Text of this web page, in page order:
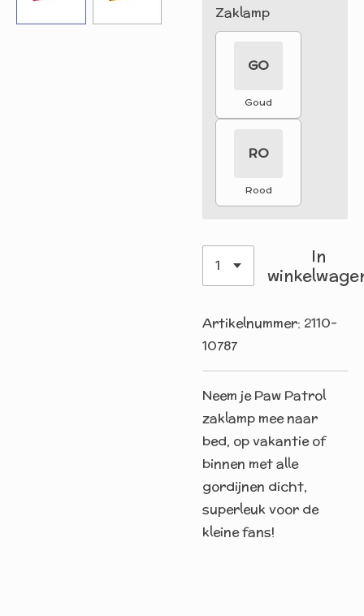
Zaklamp
GO
Goud
RO
Rood
In
Artikelnummer: 2110-
10787
Neem je Paw Patrol
zaklamp mee naar
bed, op vakantie of
binnen met alle
gordijnen dicht,
superleuk voor de
kleine fans!